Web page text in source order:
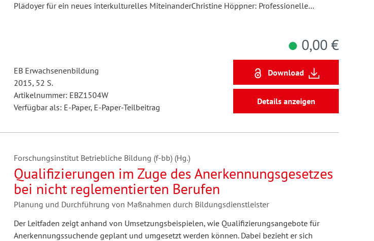
Plädoyer für ein neues interkulturelles MiteinanderChristine Höppner: Professionelle…
EB Erwachsenenbildung
2015, 52 S.
Artikelnummer: EBZ1504W
Verfügbar als: E-Paper, E-Paper-Teilbeitrag
0,00 €
Download
Details anzeigen
Forschungsinstitut Betriebliche Bildung (f-bb) (Hg.)
Qualifizierungen im Zuge des Anerkennungsgesetzes
bei nicht reglementierten Berufen
Planung und Durchführung von Maßnahmen durch Bildungsdienstleister
Der Leitfaden zeigt anhand von Umsetzungsbeispielen, wie Qualifizierungsangebote für
Anerkennungssuchende geplant und umgesetzt werden können. Dabei bezieht er sich